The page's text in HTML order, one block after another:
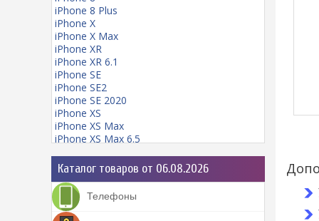
iPhone 8 Plus
iPhone X
iPhone X Max
iPhone XR
iPhone XR 6.1
iPhone SE
iPhone SE2
iPhone SE 2020
iPhone XS
iPhone XS Max
iPhone XS Max 6.5
iPhone 11 mini
iPhone 11 Pro
iPhone 11 Pro Max
iPhone 12
iPhone 12 Pro
Каталог товаров от 06.08.2026
Телефоны